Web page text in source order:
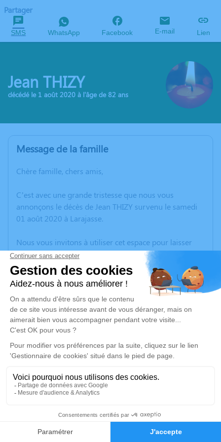
Faire-part Hommages
Partager
SMS WhatsApp Facebook E-mail Lien
Jean THIZY
décédé le 1 août 2020 à l'âge de 82 ans
Message de la famille
Chère famille, chers amis,
C’est avec une grande tristesse que nous vous
annonçons le décès de Jean THIZY survenu le samedi
01 août 2020 à Larajasse.
Nous vous invitons à utiliser cet espace pour laisser
vos condoléances, partager des photos souvenirs, une
anecdote ou exprimer vos pensées à travers des
poèmes ou des textes. Cet endroit est un lieu
d'expression dédié à honorer la mémoire de Jean
THIZY.
Cérémonie religieuse
Église de Saint-Symphorien-sur-Coise
Chemin de la Grange de l'Église
Je rends hommage